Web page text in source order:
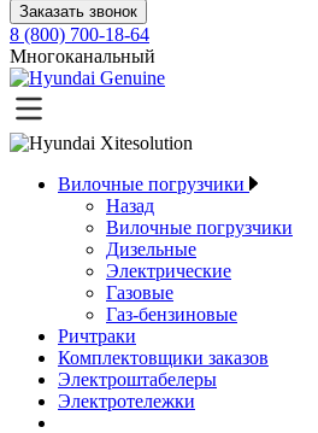
Заказать звонок
8 (800) 700-18-64
Многоканальный
Вилочные погрузчики
Назад
Вилочные погрузчики
Дизельные
Электрические
Газовые
Газ-бензиновые
Ричтраки
Комплектовщики заказов
Электроштабелеры
Электротележки